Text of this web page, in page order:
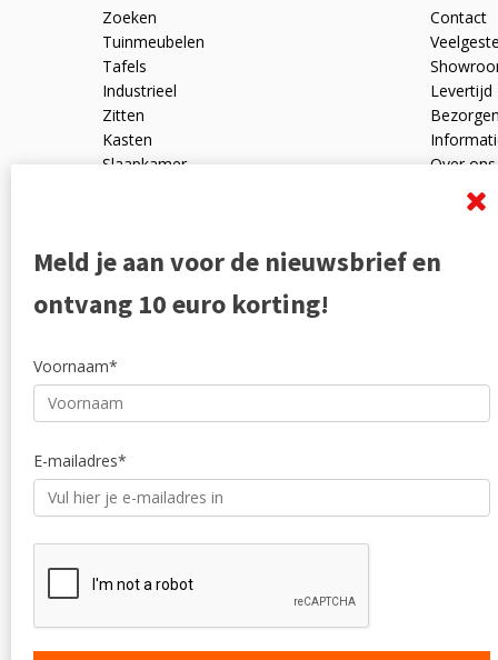
Zoeken
Tuinmeubelen
Tafels
Industrieel
Zitten
Kasten
Slaapkamer
Outlet
Contact
Levertijd
Bezorgen
Over ons
Ruilen
Meld je aan voor de nieuwsbrief en
ontvang 10 euro korting!
Voornaam*
E-mailadres*